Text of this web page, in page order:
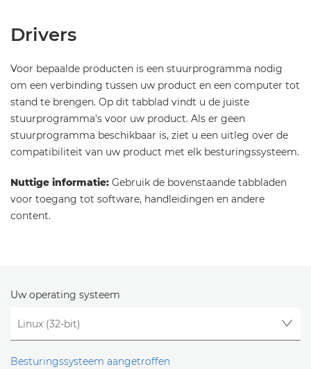
Drivers
Voor bepaalde producten is een stuurprogramma nodig
om een verbinding tussen uw product en een computer tot
stand te brengen. Op dit tabblad vindt u de juiste
stuurprogramma's voor uw product. Als er geen
stuurprogramma beschikbaar is, ziet u een uitleg over de
compatibiliteit van uw product met elk besturingssysteem.
Nuttige informatie: Gebruik de bovenstaande tabbladen
voor toegang tot software, handleidingen en andere
content.
Uw operating systeem
Besturingssysteem aangetroffen